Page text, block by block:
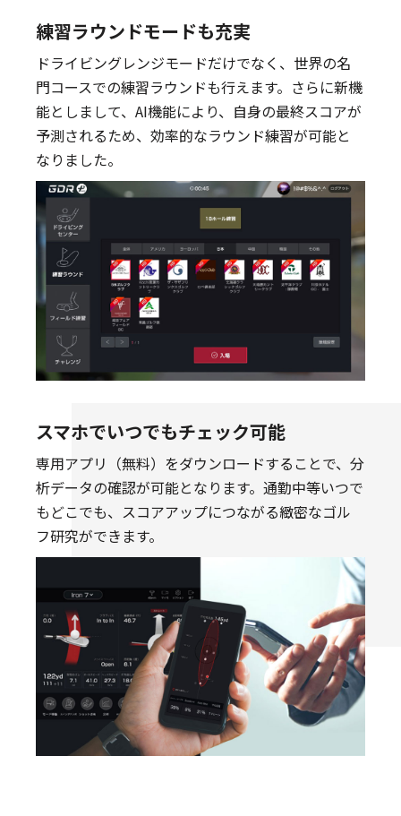
練習ラウンドモードも充実
ドライビングレンジモードだけでなく、世界の名
門コースでの練習ラウンドも行えます。さらに新機
能としまして、AI機能により、自身の最終スコアが
予測されるため、効率的なラウンド練習が可能と
なりました。
スマホでいつでもチェック可能
専用アプリ（無料）をダウンロードすることで、分
析データの確認が可能となります。通勤中等いつで
もどこでも、スコアアップにつながる緻密なゴル
フ研究ができます。